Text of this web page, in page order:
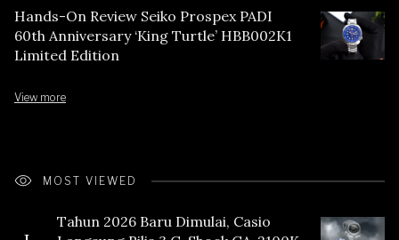
Hands-On Review Seiko Prospex PADI
60th Anniversary ‘King Turtle’ HBB002K1
Limited Edition
View more
MOST VIEWED
Tahun 2026 Baru Dimulai, Casio